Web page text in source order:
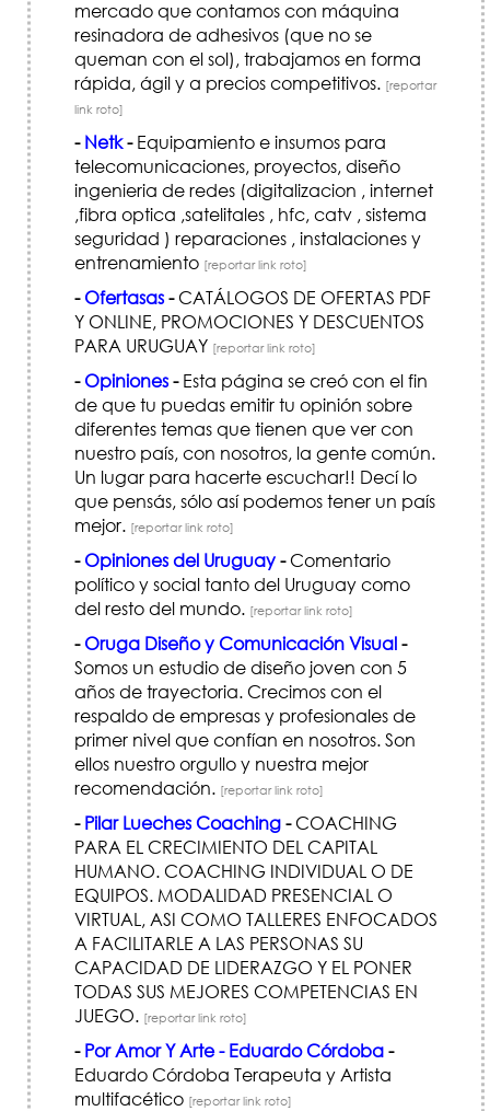
mercado que contamos con máquina
resinadora de adhesivos (que no se
queman con el sol), trabajamos en forma
rápida, ágil y a precios competitivos. [reportar
link roto]
- Netk-Equipamiento e insumos para
telecomunicaciones, proyectos, diseño
ingenieria de redes (digitalizacion , internet
,fibra optica ,satelitales , hfc, catv , sistema
seguridad ) reparaciones , instalaciones y
entrenamiento [reportar link roto]
- Ofertasas-CATÁLOGOS DE OFERTAS PDF
Y ONLINE, PROMOCIONES Y DESCUENTOS
PARA URUGUAY [reportar link roto]
- Opiniones-Esta página se creó con el fin
de que tu puedas emitir tu opinión sobre
diferentes temas que tienen que ver con
nuestro país, con nosotros, la gente común.
Un lugar para hacerte escuchar!! Decí lo
que pensás, sólo así podemos tener un país
mejor. [reportar link roto]
- Opiniones del Uruguay-Comentario
político y social tanto del Uruguay como
del resto del mundo. [reportar link roto]
- Oruga Diseño y Comunicación Visual-
Somos un estudio de diseño joven con 5
años de trayectoria. Crecimos con el
respaldo de empresas y profesionales de
primer nivel que confían en nosotros. Son
ellos nuestro orgullo y nuestra mejor
recomendación. [reportar link roto]
- Pilar Lueches Coaching-COACHING
PARA EL CRECIMIENTO DEL CAPITAL
HUMANO. COACHING INDIVIDUAL O DE
EQUIPOS. MODALIDAD PRESENCIAL O
VIRTUAL, ASI COMO TALLERES ENFOCADOS
A FACILITARLE A LAS PERSONAS SU
CAPACIDAD DE LIDERAZGO Y EL PONER
TODAS SUS MEJORES COMPETENCIAS EN
JUEGO. [reportar link roto]
- Por Amor Y Arte - Eduardo Córdoba-
Eduardo Córdoba Terapeuta y Artista
multifacético [reportar link roto]